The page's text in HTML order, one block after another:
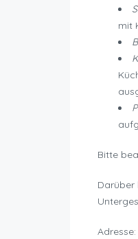
mit
Bitte
Darüber